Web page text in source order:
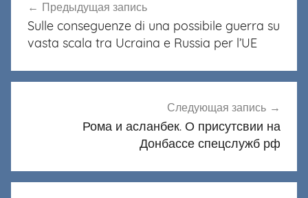
по
записям
Предыдущая запись
Sulle conseguenze di una possibile guerra su
vasta scala tra Ucraina e Russia per l’UE
Следующая запись
Рома и асланбек. О присутсвии на
Донбассе спецслужб рф